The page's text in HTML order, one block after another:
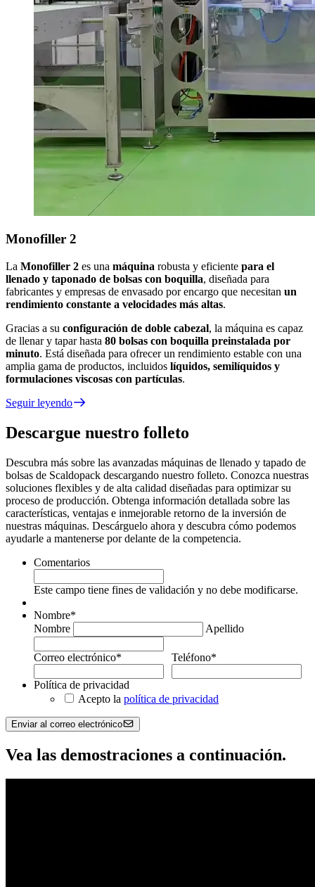
Monofiller 2
La Monofiller 2 es una máquina robusta y eficiente para el
llenado y taponado de bolsas con boquilla, diseñada para
fabricantes y empresas de envasado por encargo que necesitan un
rendimiento constante a velocidades más altas.
Gracias a su configuración de doble cabezal, la máquina es capaz
de llenar y tapar hasta 80 bolsas con boquilla preinstalada por
minuto. Está diseñada para ofrecer un rendimiento estable con una
amplia gama de productos, incluidos líquidos, semilíquidos y
formulaciones viscosas con partículas.
Seguir leyendo
Descargue nuestro folleto
Descubra más sobre las avanzadas máquinas de llenado y tapado de
bolsas de Scaldopack descargando nuestro folleto. Conozca nuestras
soluciones flexibles y de alta calidad diseñadas para optimizar su
proceso de producción. Obtenga información detallada sobre las
características, ventajas e inmejorable retorno de la inversión de
nuestras máquinas. Descárguelo ahora y descubra cómo podemos
ayudarle a mantenerse por delante de la competencia.
Comentarios
Este campo tiene fines de validación y no debe modificarse.
Nombre*
Nombre
Apellido
Correo electrónico* Teléfono*
Política de privacidad
Acepto la política de privacidad
Enviar al correo electrónico
Vea las demostraciones a continuación.